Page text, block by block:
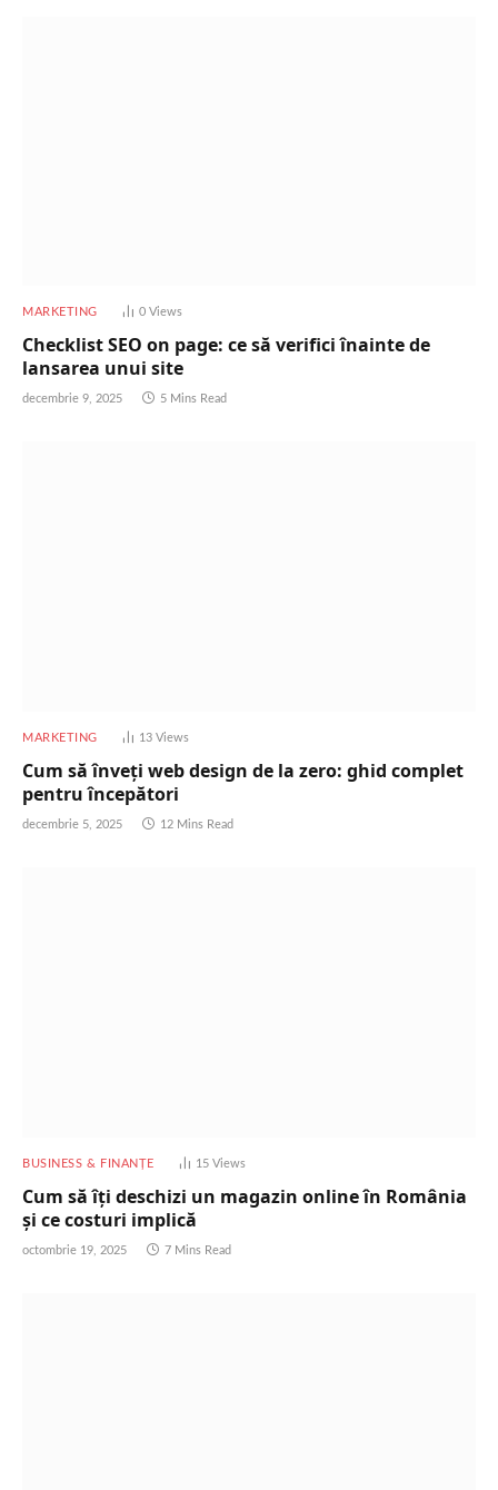
MARKETING 0 Views
Checklist SEO on page: ce să verifici înainte de
lansarea unui site
decembrie 9, 2025 5 Mins Read
MARKETING 13 Views
Cum să înveți web design de la zero: ghid complet
pentru începători
decembrie 5, 2025 12 Mins Read
BUSINESS & FINANȚE 15 Views
Cum să îți deschizi un magazin online în România
și ce costuri implică
octombrie 19, 2025 7 Mins Read